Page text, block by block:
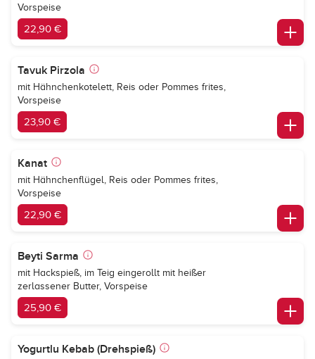
Vorspeise
22,90 €
Tavuk Pirzola
mit Hähnchenkotelett, Reis oder Pommes frites,
Vorspeise
23,90 €
Kanat
mit Hähnchenflügel, Reis oder Pommes frites,
Vorspeise
22,90 €
Beyti Sarma
mit Hackspieß, im Teig eingerollt mit heißer
zerlassener Butter, Vorspeise
25,90 €
Yogurtlu Kebab (Drehspieß)